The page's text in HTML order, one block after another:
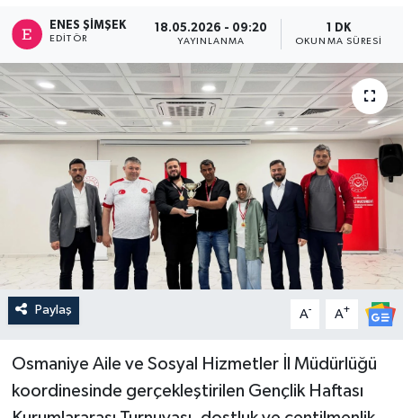
ENES ŞIMŞEK
EDITÖR
18.05.2026 - 09:20
YAYINLANMA
1 DK
OKUNMA SÜRESI
Paylaş A- A+
Osmaniye Aile ve Sosyal Hizmetler İl Müdürlüğü
koordinesinde gerçekleştirilen Gençlik Haftası